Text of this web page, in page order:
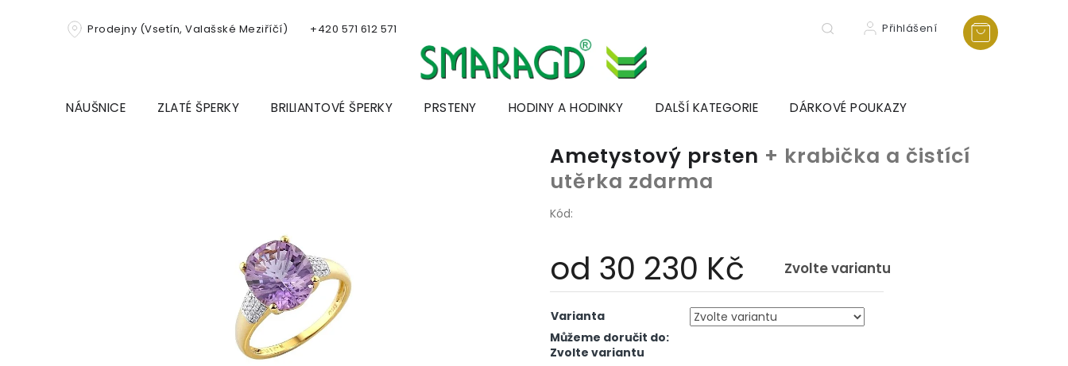
Prodejny (Vsetín, Valašské Meziříčí) +420 571 612 571 Přihlášení
NÁUŠNICE ZLATÉ ŠPERKY BRILIANTOVÉ ŠPERKY PRSTENY HODINY A HODINKY DALŠÍ KATEGORIE DÁRKOVÉ POUKAZY
Ametystový prsten + krabička a čistící
utěrka zdarma
Kód:
od 30 230 Kč Zvolte variantu
cena:
Varianta
Můžeme doručit do:
Zvolte variantu